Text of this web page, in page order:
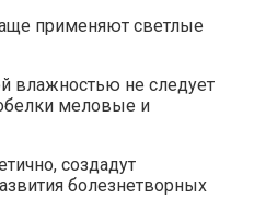
применяют светлые
влажностью не следует
меловые и
создадут
болезнетворных